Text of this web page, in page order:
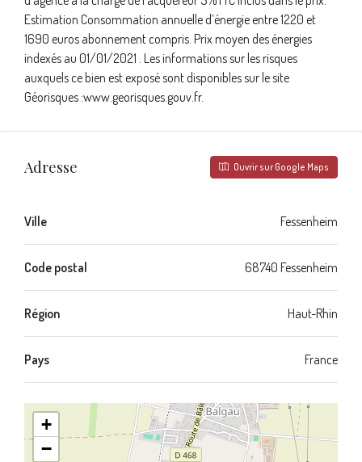
Estimation Consommation annuelle d’énergie entre 1220 et
1690 euros abonnement compris. Prix moyen des énergies
indexés au 01/01/2021 . Les informations sur les risques
auxquels ce bien est exposé sont disponibles sur le site
Géorisques :www.georisques.gouv.fr.
Adresse Ouvrir sur Google Maps
Ville Fessenheim
Code postal 68740 Fessenheim
Région Haut-Rhin
Pays France
+
−